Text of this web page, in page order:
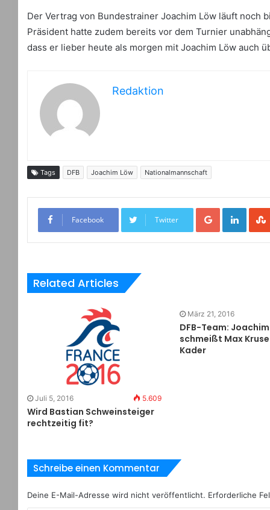
Der Vertrag von Bundestrainer Joachim Löw läuft noch
Präsident hatte zudem bereits vor dem Turnier
dass er lieber heute als morgen mit Joachim Löw auch
Redaktion
Tags DFB Joachim Löw Nationalmannschaft
Facebook Twitter
Google+ LinkedIn
Related Articles
Juli 5, 2016 5.609
Wird Bastian Schweinsteiger
rechtzeitig fit?
März 21, 2016
DFB-Team:
schmeißt Max
Kader
Schreibe einen Kommentar
Deine E-Mail-Adresse wird nicht veröffentlicht. Erforderliche